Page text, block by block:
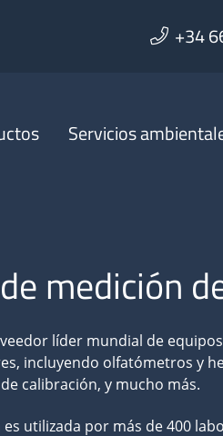
+34
Servicios
medición
líder mundial de
incluyendo olfatómetros y
calibración, y mucho más.
utilizada por más de 400